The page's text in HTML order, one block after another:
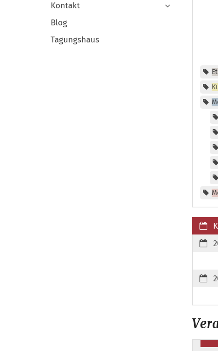
Kontakt
Blog
Tagungshaus